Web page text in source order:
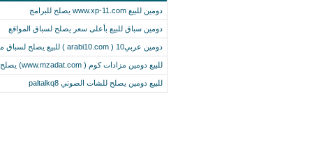
دومين للبيع www.xp-11.com يصلح للبرامج
دومين سباق للبيع بأعلى سعر يصلح لسباق المواقع
دومين عربي10 ( arabi10.com ) للبيع يصلح لسباق مواقع
للبيع دومين مزادات كوم ( www.mzadat.com) يصلح لموقع سوق الكتروني
للبيع دومين يصلح للشات الصوتي paltalkq8